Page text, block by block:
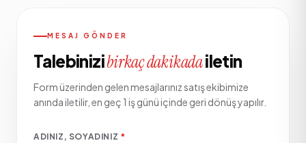
MESAJ GÖNDER
Talebinizibirkaç dakikadailetin
Form üzerinden gelen mesajlarınız satış ekibimize
anında iletilir, en geç 1 iş günü içinde geri dönüş yapılır.
ADINIZ, SOYADINIZ *